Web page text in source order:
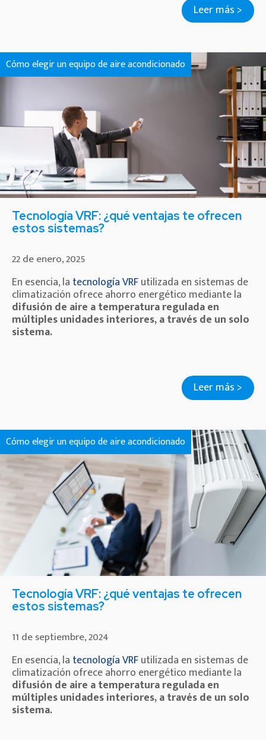
Leer más >
Cómo elegir un equipo de aire acondicionado
Tecnología VRF: ¿qué ventajas te ofrecen
estos sistemas?
22 de enero, 2025
En esencia, la tecnología VRFutilizada en sistemas de
climatización ofrece ahorro energético mediante la
difusión de aire a temperatura regulada en
múltiples unidades interiores, a través de un solo
sistema.
Leer más >
Cómo elegir un equipo de aire acondicionado
Tecnología VRF: ¿qué ventajas te ofrecen
estos sistemas?
11 de septiembre, 2024
En esencia, la tecnología VRFutilizada en sistemas de
climatización ofrece ahorro energético mediante la
difusión de aire a temperatura regulada en
múltiples unidades interiores, a través de un solo
sistema.